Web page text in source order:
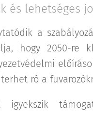
és lehetséges
a
hogy 2050-re
ró a
igyekszik